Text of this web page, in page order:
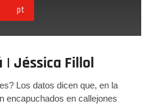
| Jéssica Fillol
Los datos dicen que, en la
encapuchados en callejones